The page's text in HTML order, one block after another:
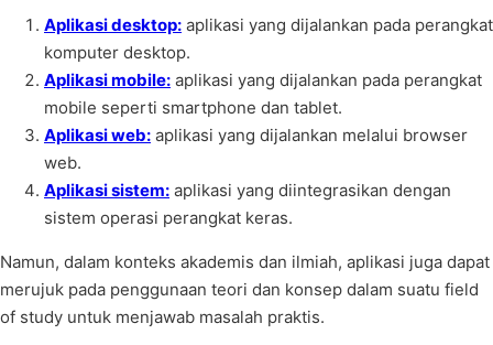
Aplikasi desktop: aplikasi yang dijalankan pada perangkat
komputer desktop.
Aplikasi mobile: aplikasi yang dijalankan pada perangkat
mobile seperti smartphone dan tablet.
Aplikasi web: aplikasi yang dijalankan melalui browser
web.
Aplikasi sistem: aplikasi yang diintegrasikan dengan
sistem operasi perangkat keras.
Namun, dalam konteks akademis dan ilmiah, aplikasi juga dapat
merujuk pada penggunaan teori dan konsep dalam suatu field
of study untuk menjawab masalah praktis.